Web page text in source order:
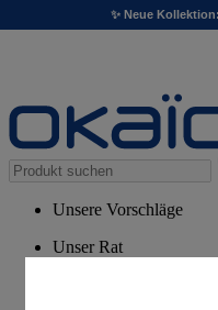
✨ Neue
Unsere Vorschläge
Unser Rat